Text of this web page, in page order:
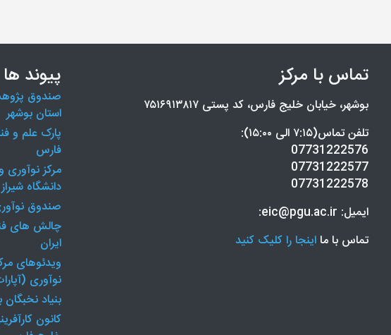
تماس با مرکز
بوشهر، خیابان خلیج فارس، کد پستی ۷۵۱۶۹۱۳۸۱۷
تلفن تماس(۷:۱۵ الی ۱۵:۰۰):
07731222576
07731222577
07731222578
ایمیل: eic@pgu.ac.ir:
تماس با ما اینجا را کلیک کنید
پیوند ها
صندوق
استان بوشهر
پارک علم و
فارس
مرکز نوآوری
دانشگاه شیراز
صندوق
چالش های
ایران
ویدئوهای
نوآوری
بنیاد
کانون